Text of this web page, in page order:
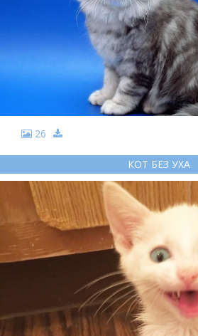
26
КОТ БЕЗ УХА